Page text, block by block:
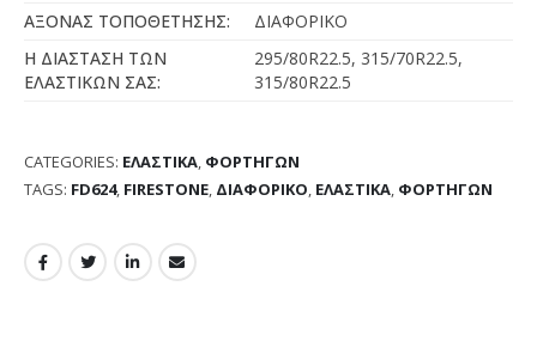
ΑΞΟΝΑΣ ΤΟΠΟΘΕΤΗΣΗΣ:
ΔΙΑΦΟΡΙΚΟ
Η ΔΙΑΣΤΑΣΗ ΤΩΝ
ΕΛΑΣΤΙΚΩΝ ΣΑΣ:
295/80R22.5, 315/70R22.5,
315/80R22.5
CATEGORIES: ΕΛΑΣΤΙΚΑ, ΦΟΡΤΗΓΩΝ
TAGS: FD624, FIRESTONE, ΔΙΑΦΟΡΙΚΟ, ΕΛΑΣΤΙΚΑ, ΦΟΡΤΗΓΩΝ